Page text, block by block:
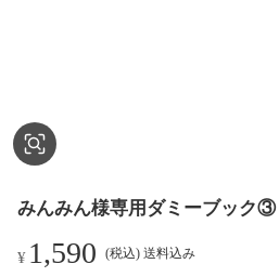
みんみん様専用ダミーブック
¥ 1,590 (税込) 送料込み